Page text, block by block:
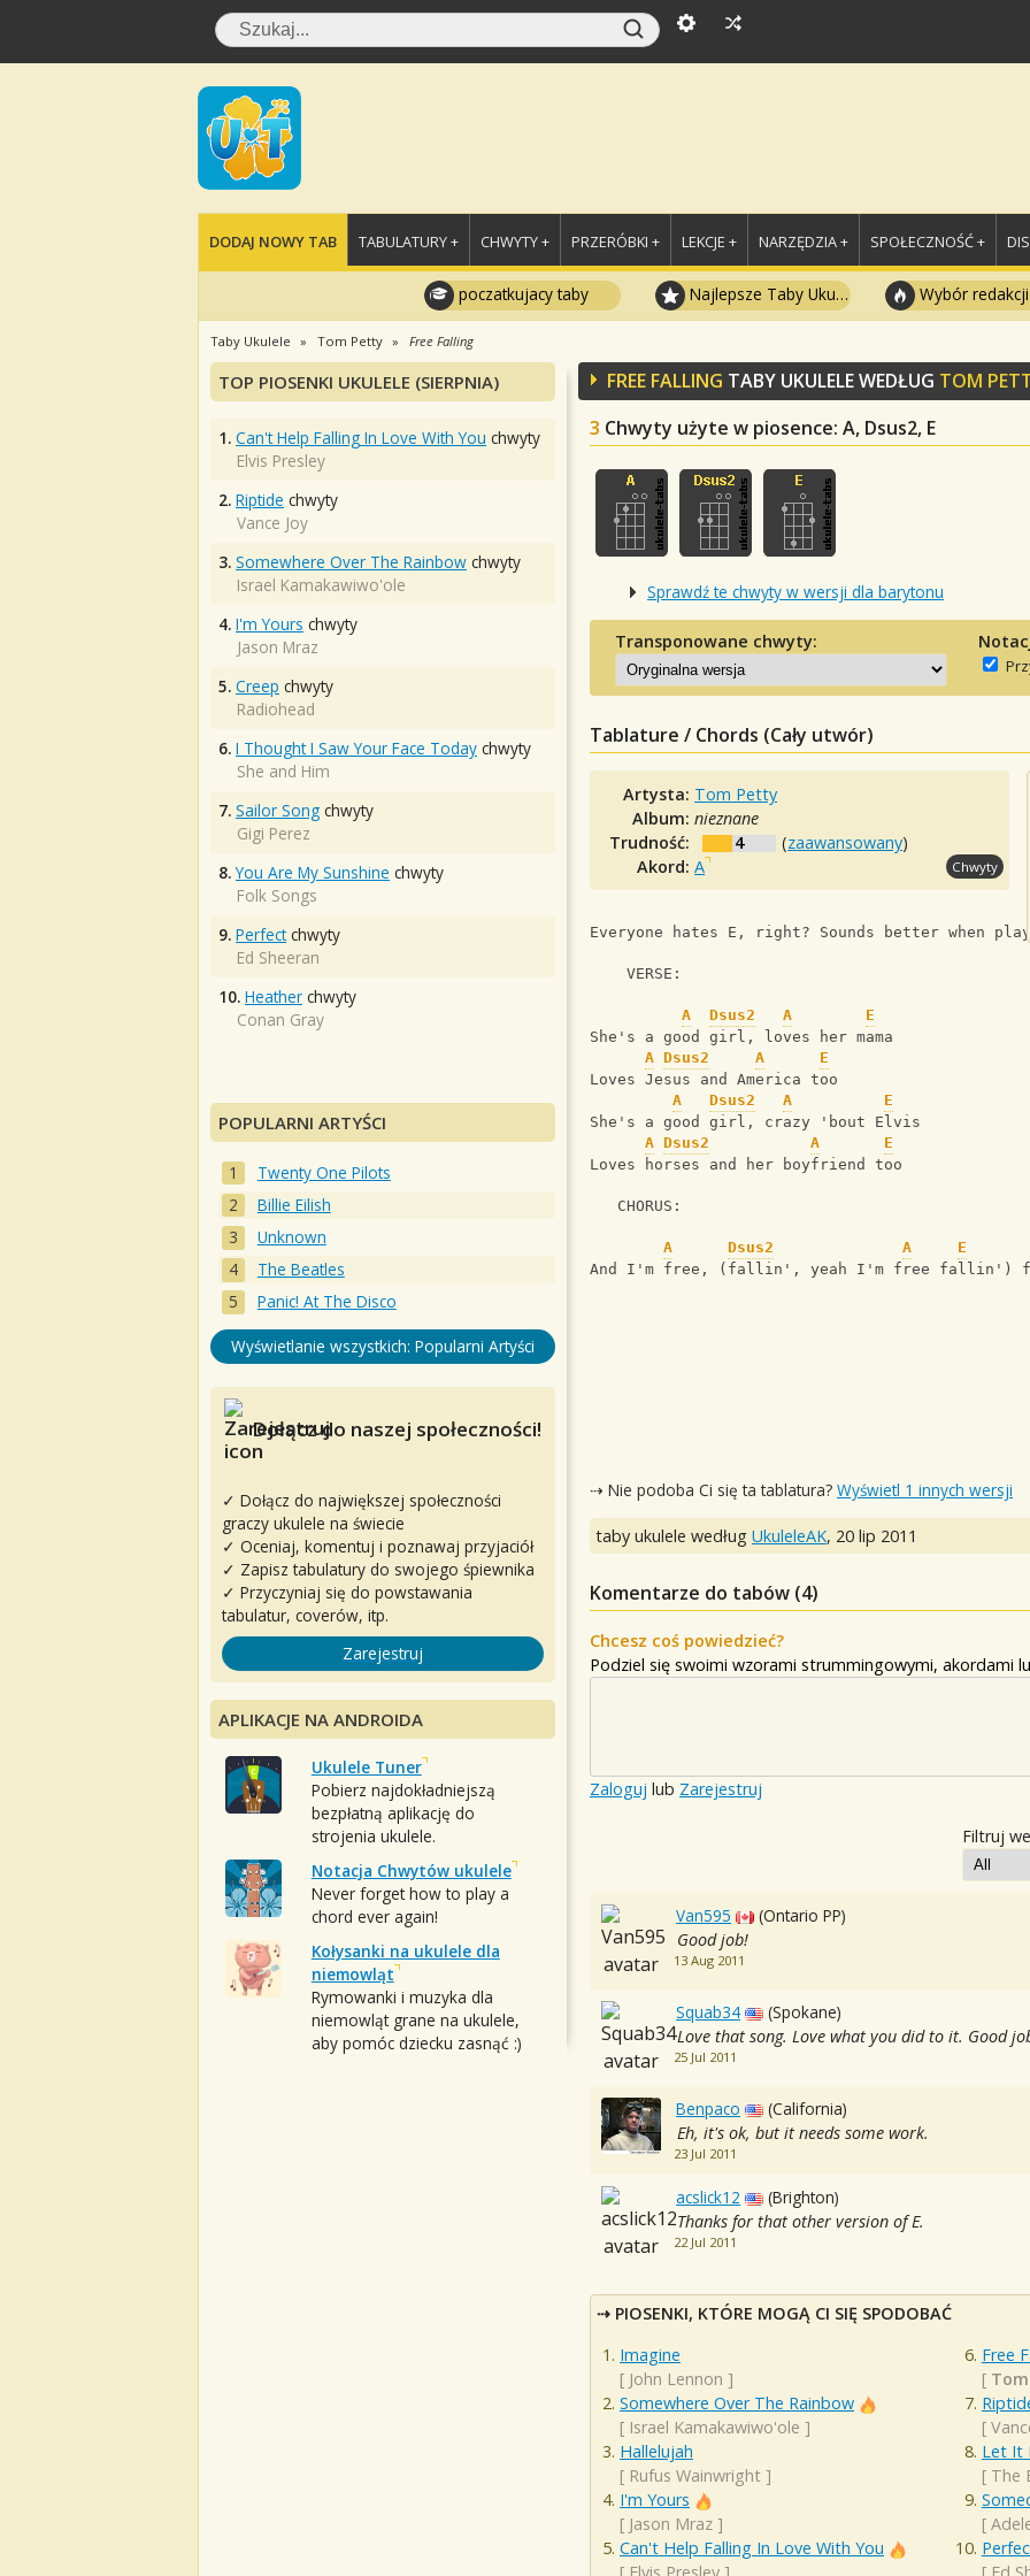
DODAJ NOWY TAB TABULATURY + CHWYTY + PRZERÓBKI + LEKCJE + NARZĘDZIA + SPOŁECZNOŚĆ +
poczatkujacy taby Najlepsze Taby Ukulele Wybór redakcji
Taby Ukulele Tom Petty Free Falling
FREE FALLING TABY UKULELE WEDŁUG TOM
3 Chwyty użyte w piosence: A, Dsus2, E
Sprawdź te chwyty w wersji dla barytonu
Transponowane chwyty:
Tablature / Chords (Cały utwór)
Artysta: Tom Petty
Album:nieznane
Trudność:
4 (zaawansowany)
Akord:A Chwyty
Everyone hates E, right? Sounds better when
    VERSE:
A Dsus2 A
E
She's a good girl, loves her mama
A Dsus2 A
E
Loves Jesus and America too
A
Dsus2 A
E
She's a good girl, crazy 'bout Elvis
A Dsus2 A
E
Loves horses and her boyfriend too
   CHORUS:
A Dsus2 A E
And I'm free, (fallin', yeah I'm free
⇢ Nie podoba Ci się ta tablatura? Wyświetl 1 innych wersji
taby ukulele według UkuleleAK, 20 lip 2011
Komentarze do tabów (4)
Chcesz coś powiedzieć?
Podziel się swoimi wzorami strummingowymi, akordami
Zaloguj lub Zarejestruj
Filtruj
Van595
(Ontario PP)
Good job!
13 Aug 2011
Squab34
(Spokane)
Love that song. Love what you did to it. Good
25 Jul 2011
Benpaco
(California)
Eh, it's ok, but it needs some work.
23 Jul 2011
acslick12
(Brighton)
Thanks for that other version of E.
22 Jul 2011
PIOSENKI, KTÓRE MOGĄ CI SIĘ SPODOBAĆ
Imagine
[ John Lennon ]
Somewhere Over The Rainbow
[ Israel Kamakawiwo'ole ]
Hallelujah
[ Rufus Wainwright ]
I'm Yours
[ Jason Mraz ]
Can't Help Falling In Love With You
Free
[
[
Let It
[ The
[
TOP PIOSENKI UKULELE (SIERPNIA)
1. Can't Help Falling In Love With You chwyty
Elvis Presley
2. Riptide chwyty
Vance Joy
3. Somewhere Over The Rainbow chwyty
Israel Kamakawiwo'ole
4. I'm Yours chwyty
Jason Mraz
5. Creep chwyty
Radiohead
6. I Thought I Saw Your Face Today chwyty
She and Him
7. Sailor Song chwyty
Gigi Perez
8. You Are My Sunshine chwyty
Folk Songs
9. Perfectchwyty
Ed Sheeran
10. Heather chwyty
Conan Gray
POPULARNI ARTYŚCI
Twenty One Pilots
Billie Eilish
Unknown
The Beatles
Panic! At The Disco
Wyświetlanie wszystkich: Popularni Artyści
Dołącz do naszej społeczności!
✓ Dołącz do największej społeczności
graczy ukulele na świecie
✓ Oceniaj, komentuj i poznawaj przyjaciół
✓ Zapisz tabulatury do swojego śpiewnika
✓ Przyczyniaj się do powstawania
tabulatur, coverów, itp.
Zarejestruj
APLIKACJE NA ANDROIDA
Ukulele Tuner
Pobierz najdokładniejszą
bezpłatną aplikację do
strojenia ukulele.
Notacja Chwytów ukulele
Never forget how to play a
chord ever again!
Kołysanki na ukulele dla
niemowląt
Rymowanki i muzyka dla
niemowląt grane na ukulele,
aby pomóc dziecku zasnąć :)